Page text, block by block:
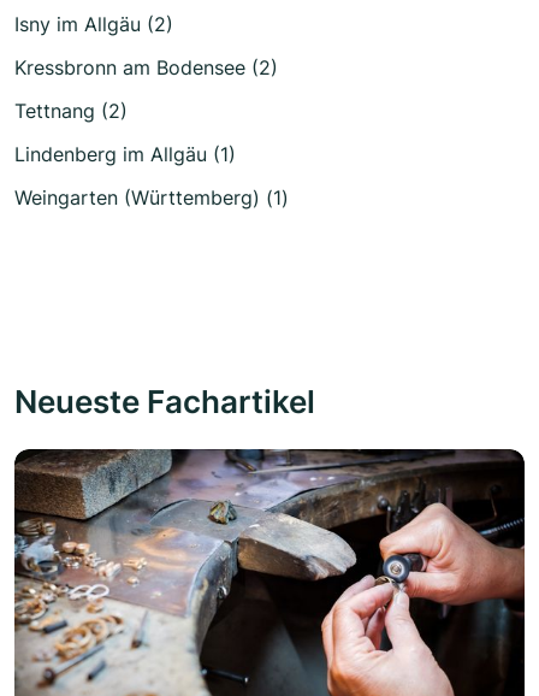
Isny im Allgäu (2)
Kressbronn am Bodensee (2)
Tettnang (2)
Lindenberg im Allgäu (1)
Weingarten (Württemberg) (1)
Neueste Fachartikel